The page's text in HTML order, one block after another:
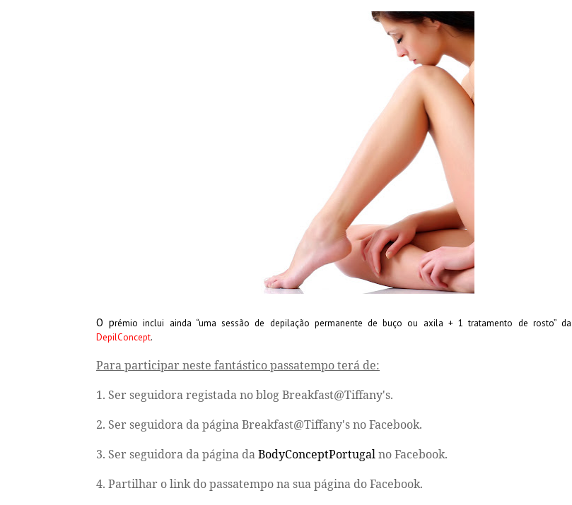
O prémio inclui ainda “uma sessão de depilação permanente de buço ou axila + 1 tratamento de rosto” da
DepilConcept.
Para participar neste fantástico passatempo terá de:
1. Ser seguidora registada no blogBreakfast@Tiffany's.
2. Ser seguidora da páginaBreakfast@Tiffany'sno Facebook.
3. Ser seguidora da página daBodyConceptPortugalno Facebook.
4. Partilhar o link do passatempo na sua página do Facebook.